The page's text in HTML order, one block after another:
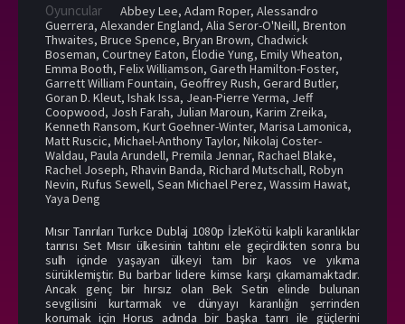
Oyuncular Abbey Lee, Adam Roper, Alessandro
Guerrera, Alexander England, Alia Seror-O'Neill, Brenton
Thwaites, Bruce Spence, Bryan Brown, Chadwick
Boseman, Courtney Eaton, Élodie Yung, Emily Wheaton,
Emma Booth, Felix Williamson, Gareth Hamilton-Foster,
Garrett William Fountain, Geoffrey Rush, Gerard Butler,
Goran D. Kleut, Ishak Issa, Jean-Pierre Yerma, Jeff
Coopwood, Josh Farah, Julian Maroun, Karim Zreika,
Kenneth Ransom, Kurt Goehner-Winter, Marisa Lamonica,
Matt Ruscic, Michael-Anthony Taylor, Nikolaj Coster-
Waldau, Paula Arundell, Premila Jennar, Rachael Blake,
Rachel Joseph, Rhavin Banda, Richard Mutschall, Robyn
Nevin, Rufus Sewell, Sean Michael Perez, Wassim Hawat,
Yaya Deng
Mısır Tanrıları Turkce Dublaj 1080p İzleKötü kalpli karanlıklar
tanrısı Set Mısır ülkesinin tahtını ele geçirdikten sonra bu
sulh içinde yaşayan ülkeyi tam bir kaos ve yıkıma
sürüklemiştir. Bu barbar lidere kimse karşı çıkamamaktadır.
Ancak genç bir hırsız olan Bek Setin elinde bulunan
sevgilisini kurtarmak ve dünyayı karanlığın şerrinden
korumak için Horus adında bir başka tanrı ile güçlerini